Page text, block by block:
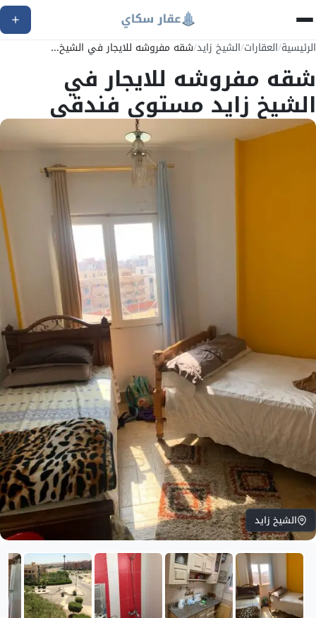
الرئيسية/العقارات/الشيخ زايد/شقه مفروشه للايجار في الشيخ...
شقه مفروشه للايجار في
الشيخ زايد مستوى فندقي
الشيخ زايد